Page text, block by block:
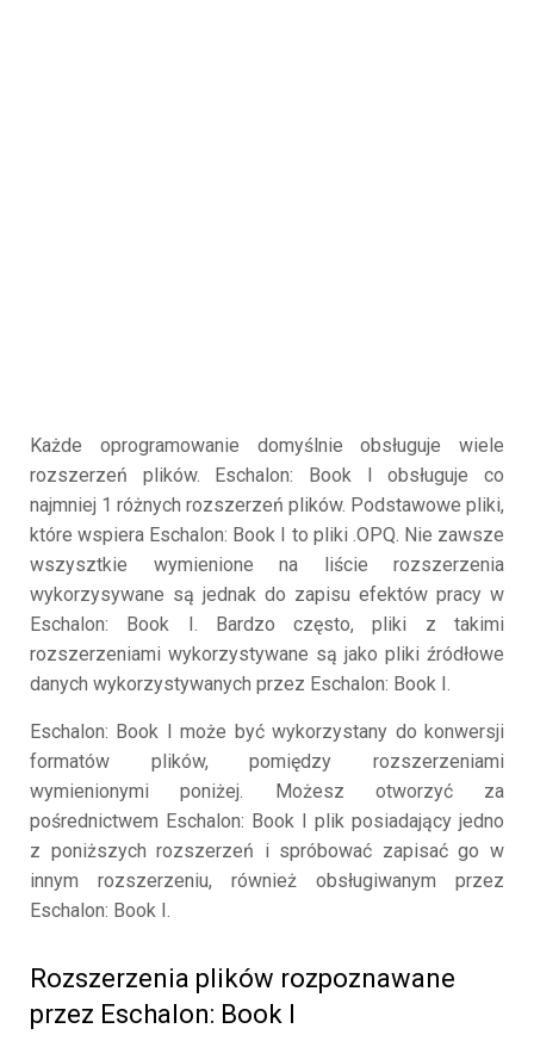
Każde oprogramowanie domyślnie obsługuje wiele
rozszerzeń plików. Eschalon: Book I obsługuje co
najmniej 1 różnych rozszerzeń plików. Podstawowe pliki,
które wspiera Eschalon: Book I to pliki .OPQ. Nie zawsze
wszysztkie wymienione na liście rozszerzenia
wykorzysywane są jednak do zapisu efektów pracy w
Eschalon: Book I. Bardzo często, pliki z takimi
rozszerzeniami wykorzystywane są jako pliki źródłowe
danych wykorzystywanych przez Eschalon: Book I.
Eschalon: Book I może być wykorzystany do konwersji
formatów plików, pomiędzy rozszerzeniami
wymienionymi poniżej. Możesz otworzyć za
pośrednictwem Eschalon: Book I plik posiadający jedno
z poniższych rozszerzeń i spróbować zapisać go w
innym rozszerzeniu, również obsługiwanym przez
Eschalon: Book I.
Rozszerzenia plików rozpoznawane
przez Eschalon: Book I